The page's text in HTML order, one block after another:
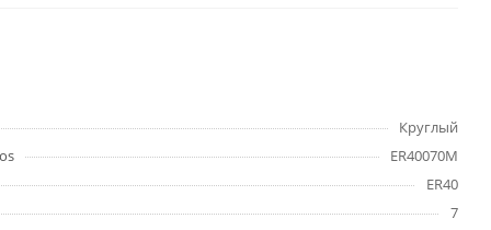
Круглый
ER40070M
ER40
7